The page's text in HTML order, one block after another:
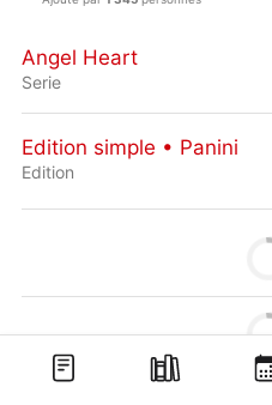
Angel Heart
Serie
Edition simple • Panini
Edition